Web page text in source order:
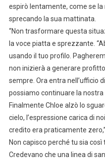
espirò lentamente, come se
sprecando la sua mattinata.
“Non trasformare questa
la voce piatta e sprezzante.
usando il tuo profilo.
non inizierà a generare
sempre. Ora entra nell’ufficio
possiamo continuare la nostra
Finalmente Chloe alzò lo
cielo, l’espressione carica di
credito era praticamente
Non capisco perché tu sia così
Credevano che una linea di